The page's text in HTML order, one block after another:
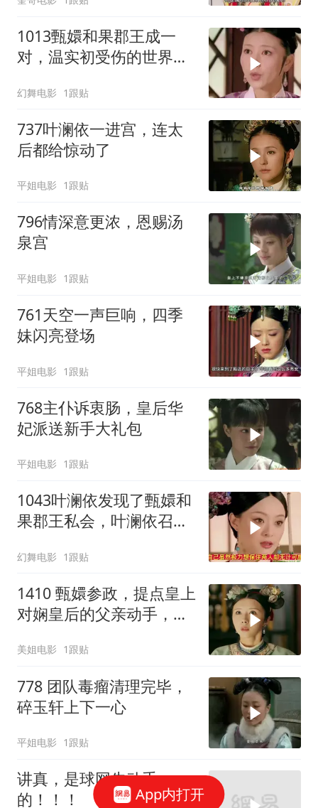
局！
1013甄嬛和果郡王成一
对，温实初受伤的世界达
幻舞电影 1跟贴
737叶澜依一进宫，连太
后都给惊动了
平姐电影 1跟贴
796情深意更浓，恩赐汤
泉宫
平姐电影 1跟贴
761天空一声巨响，四季
妹闪亮登场
平姐电影 1跟贴
768主仆诉衷肠，皇后华
妃派送新手大礼包
平姐电影 1跟贴
1043叶澜依发现了甄嬛和
果郡王私会，叶澜依召集
幻舞电影 1跟贴
1410 甄嬛参政，提点皇上
对娴皇后的父亲动手，且
美姐电影 1跟贴
778 团队毒瘤清理完毕，
碎玉轩上下一心
平姐电影 1跟贴
讲真，是球网先动手
的！！！
App内打开